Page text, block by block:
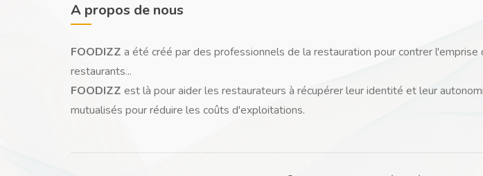
A propos de nous
FOODIZZ a été créé par des professionnels de la restauration pour contrer
restaurants...
FOODIZZ est là pour aider les restaurateurs à récupérer leur identité et leur
mutualisés pour réduire les coûts d'exploitations.